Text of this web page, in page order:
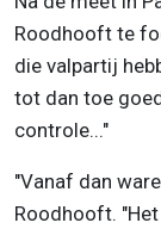
Roodhooft te
die valpartij
tot dan toe
controle..."
"Vanaf dan
Roodhooft.